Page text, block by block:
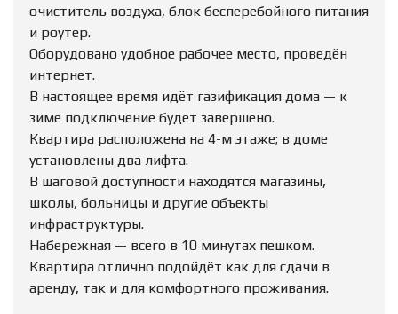
очиститель воздуха, блок бесперебойного питания
и роутер.
Оборудовано удобное рабочее место, проведён
интернет.
В настоящее время идёт газификация дома — к
зиме подключение будет завершено.
Квартира расположена на 4-м этаже; в доме
установлены два лифта.
В шаговой доступности находятся магазины,
школы, больницы и другие объекты
инфраструктуры.
Набережная — всего в 10 минутах пешком.
Квартира отлично подойдёт как для сдачи в
аренду, так и для комфортного проживания.